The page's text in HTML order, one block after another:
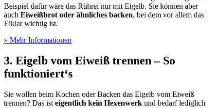
Beispiel dafür wäre das Rührei nur mit Eigelb. Sie können aber
auch Eiweißbrot oder ähnliches backen, bei dem vor allem das
Eiklar wichtig ist.
» Mehr Informationen
3. Eigelb vom Eiweiß trennen – So
funktioniert‘s
Sie wollen beim Kochen oder Backen das Eigelb vom Eiweiß
trennen? Das ist eigentlich kein Hexenwerk und bedarf lediglich